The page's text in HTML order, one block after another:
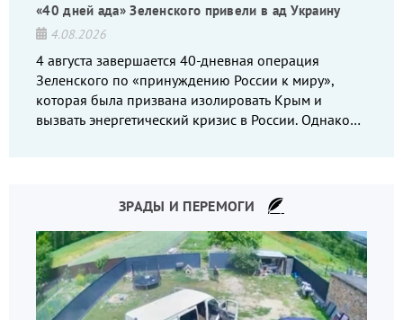
«40 дней ада» Зеленского привели в ад Украину
4.08.2026
4 августа завершается 40-дневная операция
Зеленского по «принуждению России к миру»,
которая была призвана изолировать Крым и
вызвать энергетический кризис в России. Однако
ЗРАДЫ И ПЕРЕМОГИ